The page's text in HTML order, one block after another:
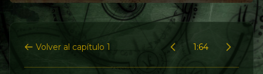
Volver al capítulo 1 1:64